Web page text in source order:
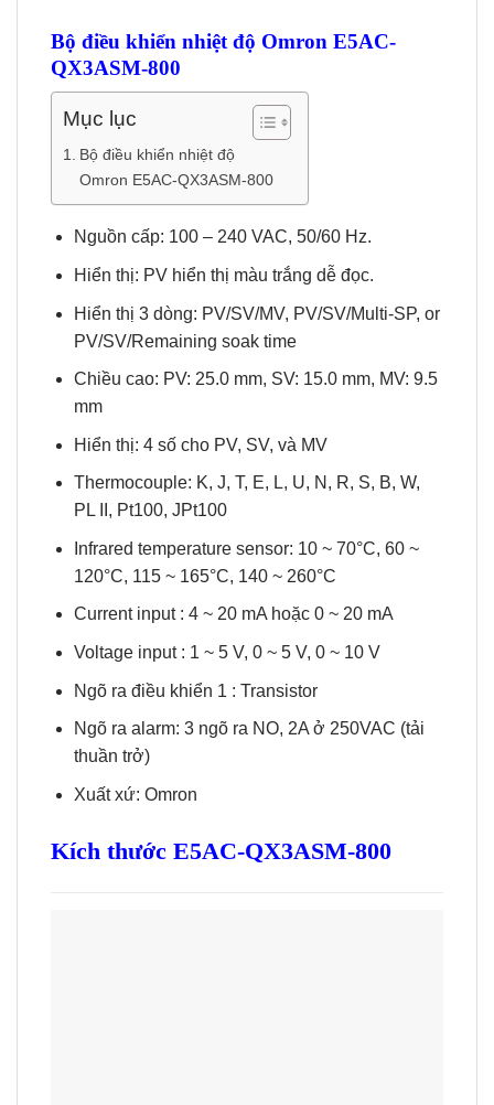
Bộ điều khiển nhiệt độ Omron E5AC-
QX3ASM-800
Mục lục
Bộ điều khiển nhiệt độ
Omron E5AC-QX3ASM-800
Nguồn cấp: 100 – 240 VAC, 50/60 Hz.
Hiển thị: PV hiển thị màu trắng dễ đọc.
Hiển thị 3 dòng: PV/SV/MV, PV/SV/Multi-SP, or
PV/SV/Remaining soak time
Chiều cao: PV: 25.0 mm, SV: 15.0 mm, MV: 9.5
mm
Hiển thị: 4 số cho PV, SV, và MV
Thermocouple: K, J, T, E, L, U, N, R, S, B, W,
PL II, Pt100, JPt100
Infrared temperature sensor: 10 ~ 70°C, 60 ~
120°C, 115 ~ 165°C, 140 ~ 260°C
Current input : 4 ~ 20 mA hoặc 0 ~ 20 mA
Voltage input : 1 ~ 5 V, 0 ~ 5 V, 0 ~ 10 V
Ngõ ra điều khiển 1 : Transistor
Ngõ ra alarm: 3 ngõ ra NO, 2A ở 250VAC (tải
thuần trở)
Xuất xứ: Omron
Kích thước E5AC-QX3ASM-800